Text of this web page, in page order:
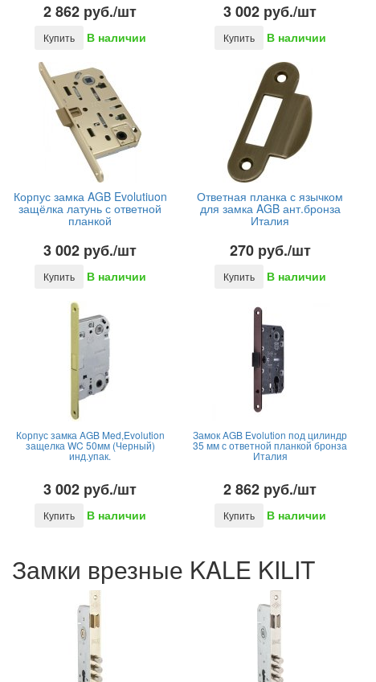
2 862 руб./шт
Купить В наличии
3 002 руб./шт
Купить В наличии
Корпус замка AGB Evolutiuon
защёлка латунь с ответной
планкой
3 002 руб./шт
Купить В наличии
Ответная планка с язычком
для замка AGB ант.бронза
Италия
270 руб./шт
Купить В наличии
Корпус замка AGB Med,Evolution
защелка WC 50мм (Черный)
инд.упак.
3 002 руб./шт
Купить В наличии
Замок AGB Evolution под цилиндр
35 мм с ответной планкой бронза
Италия
2 862 руб./шт
Купить В наличии
Замки врезные KALE KILIT